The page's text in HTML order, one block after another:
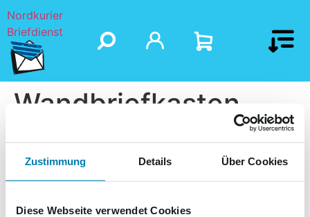
Zustimmung Details Über Cookies
Diese Webseite verwendet Cookies
Nordkurier
Briefdienst
Wandbriefkasten